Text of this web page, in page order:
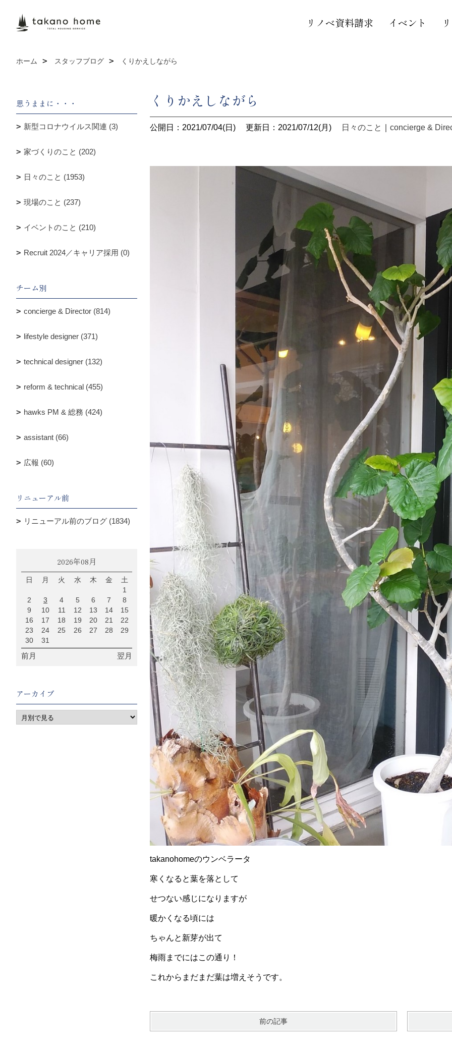
リノベ資料請求 イベント
ホーム スタッフブログ くりかえしながら
くりかえしながら
公開日：2021/07/04(日) 更新日：2021/07/12(月) 日々のこと concierge &
takanohomeのウンベラータ
寒くなると葉を落として
せつない感じになりますが
暖かくなる頃には
ちゃんと新芽が出て
梅雨までにはこの通り！
これからまだまだ葉は増えそうです。
前の記事
思うままに・・・
新型コロナウイルス関連 (3)
家づくりのこと (202)
日々のこと (1953)
現場のこと (237)
イベントのこと (210)
Recruit 2024／キャリア採用 (0)
チーム別
concierge & Director (814)
lifestyle designer (371)
technical designer (132)
reform & technical (455)
hawks PM & 総務 (424)
assistant (66)
広報 (60)
リニューアル前
リニューアル前のブログ (1834)
2026年08月
日 月 火 水 木 金
土
1
2
3 4 5 6 7
8
9
10 11 12 13 14
15
16
17 18 19 20 21
22
23
24 25 26 27 28
29
30
31
前月 翌月
アーカイブ